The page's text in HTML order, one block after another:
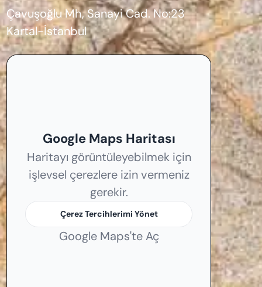
Çavuşoğlu Mh, Sanayi Cad. No:23
Kartal-İstanbul
Google Maps Haritası
Haritayı görüntüleyebilmek için
işlevsel çerezlere izin vermeniz
gerekir.
Çerez Tercihlerimi Yönet
Google Maps'te Aç